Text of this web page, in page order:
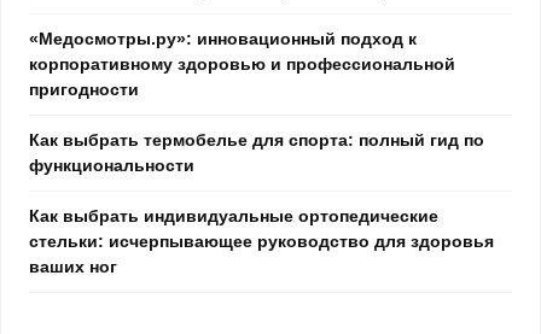
«Медосмотры.ру»: инновационный подход к
корпоративному здоровью и профессиональной
пригодности
Как выбрать термобелье для спорта: полный гид по
функциональности
Как выбрать индивидуальные ортопедические
стельки: исчерпывающее руководство для здоровья
ваших ног